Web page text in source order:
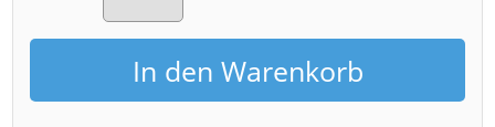
Sonnenfinsternis
Menge
In den Warenkorb